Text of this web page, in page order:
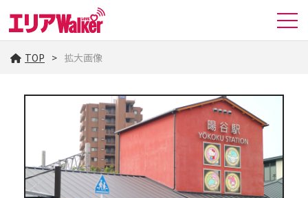
TOP 拡大画像